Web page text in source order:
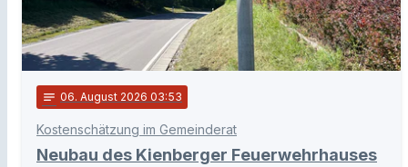
notes 06. August 2026 03:53
Kostenschätzung im Gemeinderat
Neubau des Kienberger Feuerwehrhauses